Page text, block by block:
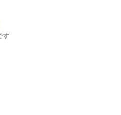
す